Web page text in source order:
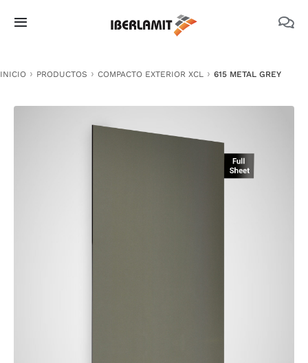
Toggle
NOSOTROS
INICIO PRODUCTOS COMPACTO EXTERIOR XCL 615 METAL GREY